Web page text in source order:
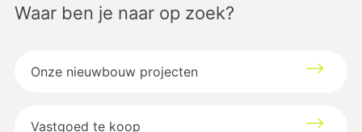
Waar ben je naar op zoek?
Onze nieuwbouw projecten
Vastgoed te koop